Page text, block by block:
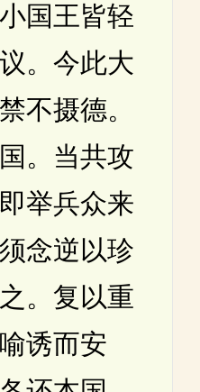
国王皆轻
。今此大
不摄德。
。当共攻
举兵众来
念逆以珍
。复以重
诱而安